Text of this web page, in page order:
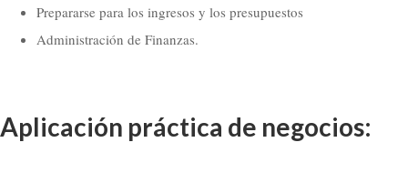
Prepararse para los ingresos y los presupuestos
Administración de Finanzas.
Aplicación práctica de negocios: